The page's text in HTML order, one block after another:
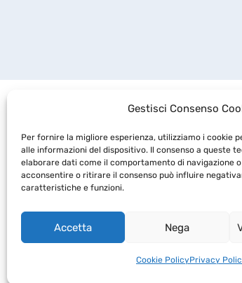
Gestisci Consenso
Per fornire la migliore esperienza, utilizziamo i cookie
alle informazioni del dispositivo. Il consenso a queste
elaborare dati come il comportamento di navigazione
acconsentire o ritirare il consenso può influire
caratteristiche e funzioni.
Accetta Nega
Cookie PolicyPrivacy
Copyright 2019 -
-
P.IVA